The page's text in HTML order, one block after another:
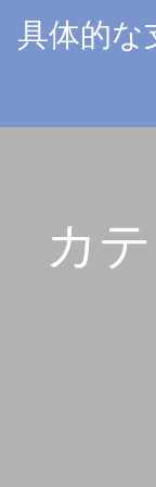
具体的な
カ